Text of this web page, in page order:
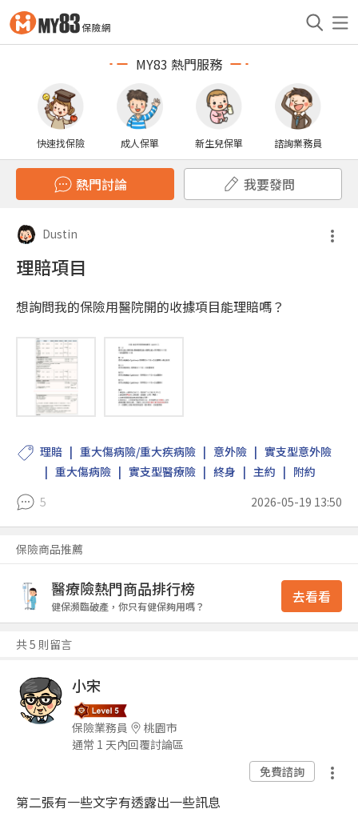
MY83 熱門服務
快速找保險 成人保單 新生兒保單 諮詢業務員
熱門討論 我要發問
Dustin
理賠項目
想詢問我的保險用醫院開的收據項目能理賠嗎？
理賠 重大傷病險/重大疾病險 意外險
實支型意外險
重大傷病險
實支型醫療險 終身 主約
附約
5
2026-05-19 13:50
保險商品推薦
醫療險熱門商品排行榜
健保瀕臨破產，你只有健保夠用嗎？
去看看
共 5 則留言
小宋
保險業務員
桃園市
通常 1 天內回覆討論區
免費諮詢
第二張有一些文字有透露出一些訊息